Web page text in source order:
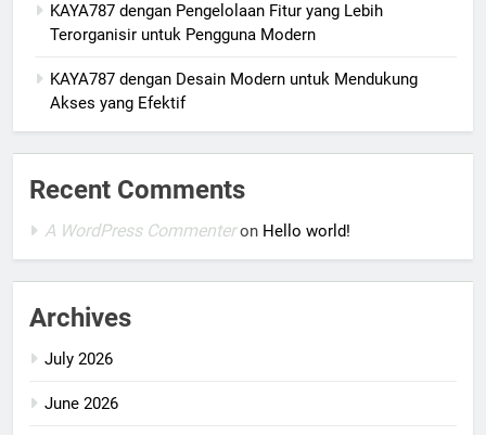
KAYA787 dengan Pengelolaan Fitur yang Lebih
Terorganisir untuk Pengguna Modern
KAYA787 dengan Desain Modern untuk Mendukung
Akses yang Efektif
Recent Comments
A WordPress Commenteron Hello world!
Archives
July 2026
June 2026